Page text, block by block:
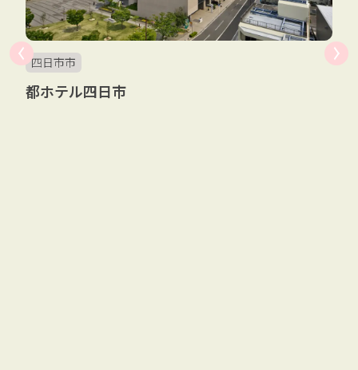
四日市市
都ホテル四日市